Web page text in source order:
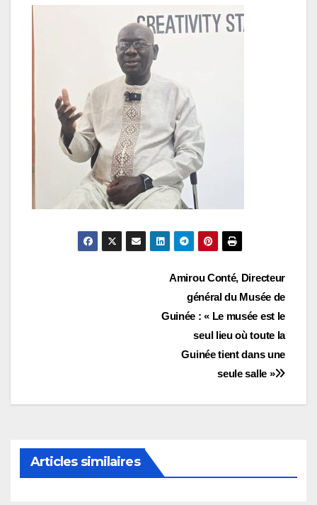
Amirou Conté, Directeur
général du Musée de
Guinée : « Le musée est le
seul lieu où toute la
Guinée tient dans une
seule salle »
Articles similaires